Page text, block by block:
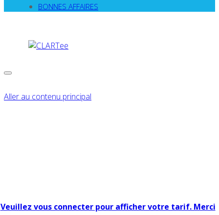
BONNES AFFAIRES
Aller au contenu principal
Veuillez vous connecter pour afficher votre tarif. Merci